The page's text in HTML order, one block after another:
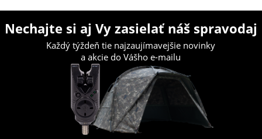
Nechajte si aj Vy zasielať náš spravodaj
Každý týždeň tie najzaujímavejšie novinky
a akcie do Vášho e-mailu